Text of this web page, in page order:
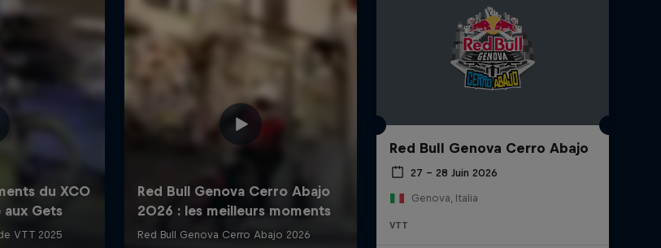
Red Bull Genova Cerro Abajo
27 – 28 Juin 2026
Genova, Italia
VTT